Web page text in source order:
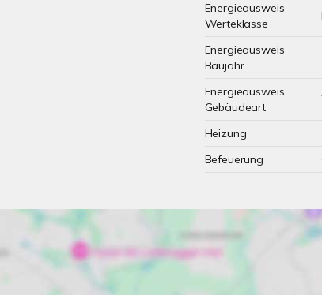
Energieausweis
Werteklasse
Energieausweis
Baujahr
Energieausweis
Gebäudeart
Heizung
Befeuerung